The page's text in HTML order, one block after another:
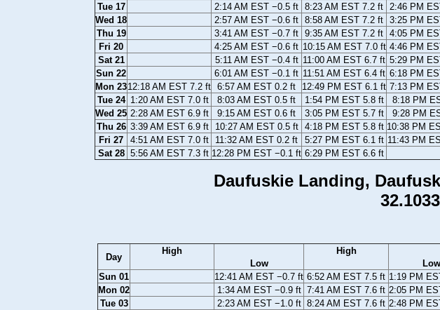
Tue 17
2:14 AM EST −0.5 ft 8:23 AM EST 7.2 ft 2:46 PM
Wed 18
2:57 AM EST −0.6 ft 8:58 AM EST 7.2 ft 3:25 PM
Thu 19
3:41 AM EST −0.7 ft 9:35 AM EST 7.2 ft 4:05 PM
Fri 20
4:25 AM EST −0.6 ft 10:15 AM EST 7.0 ft 4:46 PM
Sat 21
5:11 AM EST −0.4 ft 11:00 AM EST 6.7 ft 5:29 PM
Sun 22
6:01 AM EST −0.1 ft 11:51 AM EST 6.4 ft 6:18 PM
Mon 2312:18 AM EST 7.2 ft 6:57 AM EST 0.2 ft 12:49 PM EST 6.1 ft 7:13 PM
Tue 24 1:20 AM EST 7.0 ft 8:03 AM EST 0.5 ft 1:54 PM EST 5.8 ft 8:18 PM
Wed 25 2:28 AM EST 6.9 ft 9:15 AM EST 0.6 ft 3:05 PM EST 5.7 ft 9:28 PM
Thu 26 3:39 AM EST 6.9 ft 10:27 AM EST 0.5 ft 4:18 PM EST 5.8 ft 10:38 PM
Fri 27
4:51 AM EST 7.0 ft 11:32 AM EST 0.2 ft 5:27 PM EST 6.1 ft 11:43 PM
Sat 28 5:56 AM EST 7.3 ft 12:28 PM EST −0.1 ft 6:29 PM EST 6.6 ft
Daufuskie Landing,
Day
High
Low
High
Low
Sun 01
12:41 AM EST −0.7 ft 6:52 AM EST 7.5 ft 1:19 PM
Mon 02
1:34 AM EST −0.9 ft 7:41 AM EST 7.6 ft 2:05 PM
Tue 03
2:23 AM EST −1.0 ft 8:24 AM EST 7.6 ft 2:48 PM